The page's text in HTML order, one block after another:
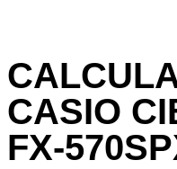
CASIO
FX-